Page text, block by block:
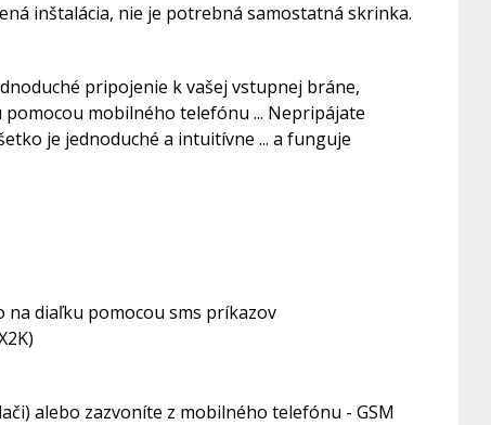
inštalácia, nie je potrebná samostatná skrinka.
pripojenie k vašej vstupnej bráne,
mobilného telefónu ... Nepripájate
je jednoduché a intuitívne ... a funguje
na diaľku pomocou sms príkazov
alebo zazvoníte z mobilného telefónu - GSM